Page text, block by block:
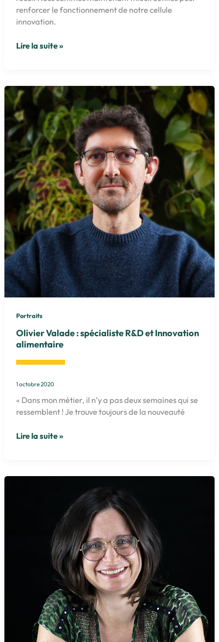
renforcer le fonctionnement de notre cellule
innovation.
La
renforcer
le
fonctionnement
de
notre
cellule
innovation
Lire la suite »
Portraits
Olivier Valade : spécialiste R&D et Innovation
alimentaire
1 octobre 2020
« Dans mon métier, il n’y a pas deux semaines qui se
ressemblent ! Je trouve toujours de la nouveauté
Olivier
Lire la suite »